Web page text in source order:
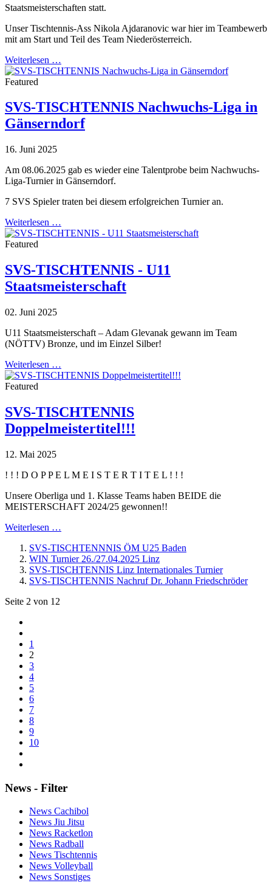
Staatsmeisterschaften statt.
Unser Tischtennis-Ass Nikola Ajdaranovic war hier im Teambewerb
mit am Start und Teil des Team Niederösterreich.
Weiterlesen …
Featured
SVS-TISCHTENNIS Nachwuchs-Liga in
Gänserndorf
16. Juni 2025
Am 08.06.2025 gab es wieder eine Talentprobe beim Nachwuchs-
Liga-Turnier in Gänserndorf.
7 SVS Spieler traten bei diesem erfolgreichen Turnier an.
Weiterlesen …
Featured
SVS-TISCHTENNIS - U11
Staatsmeisterschaft
02. Juni 2025
U11 Staatsmeisterschaft – Adam Glevanak gewann im Team
(NÖTTV) Bronze, und im Einzel Silber!
Weiterlesen …
Featured
SVS-TISCHTENNIS
Doppelmeistertitel!!!
12. Mai 2025
! ! ! D O P P E L M E I S T E R T I T E L ! ! !
Unsere Oberliga und 1. Klasse Teams haben BEIDE die
MEISTERSCHAFT 2024/25 gewonnen!!
Weiterlesen …
SVS-TISCHTENNNIS ÖM U25 Baden
WIN Turnier 26./27.04.2025 Linz
SVS-TISCHTENNIS Linz Internationales Turnier
SVS-TISCHTENNIS Nachruf Dr. Johann Friedschröder
Seite 2 von 12
1
2
3
4
5
6
7
8
9
10
News - Filter
News Cachibol
News Jiu Jitsu
News Racketlon
News Radball
News Tischtennis
News Volleyball
News Sonstiges